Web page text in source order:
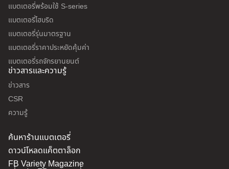
แบตเตอรี่พร้อมใช้ S-series
แบตเตอรี่ไฮบริด
แบตเตอรี่รุ่นมาตรฐาน
แบตเตอรี่ราคาประหยัดคุ้มค่า
แบตเตอรี่รถจักรยานยนต์
ข่าวสารและความรู้
ข่าวสาร
CSR
ความรู้
ค้นหาร้านแบตเตอรี่
ดาวน์โหลดแค็ตตาล็อก
FB Variety Magazine